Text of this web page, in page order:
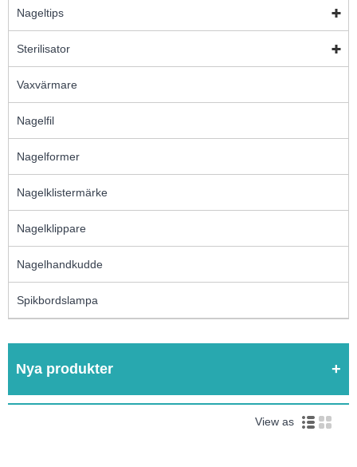
Nageltips
Sterilisator
Vaxvärmare
Nagelfil
Nagelformer
Nagelklistermärke
Nagelklippare
Nagelhandkudde
Spikbordslampa
Nya produkter
View as